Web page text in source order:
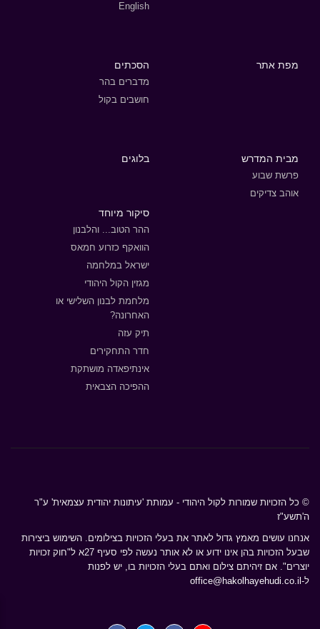
English
מפת אתר הסכתים
מדברים בהר
חושבים בקול
מבית המדרש
פרשת שבוע
אוהב צדיקים
בלוגים
סיקור מיוחד
ההר הטוב... והלבנון
הוואקף כזרוע חמאס
ישראל במלחמה
מגזין הקול היהודי
מלחמת לבנון השלישי או
האחרונה?
תיק עזה
חדר התחקירים
אינתיפאדה מושתקת
ההפיכה הצבאית
© כל הזכויות שמורות לקול היהודי - עמותת 'עיתונות יהודית עצמאית' ע"ר
ה'תשע"ז
אנחנו עושים מאמץ גדול לאתר את בעלי הזכויות בצילומים. השימוש ביצירות
שבעל הזכויות בהן אינו ידוע או לא אותר נעשה לפי סעיף 27א ל"חוק זכויות
יוצרים". אם זיהיתם צילום ואתם בעלי הזכויות בו, יש לפנות
ל- office@hakolhayehudi.co.il